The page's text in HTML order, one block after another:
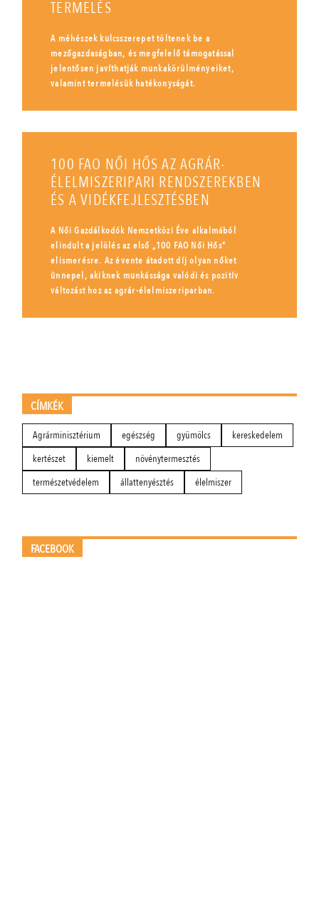
TERMELÉS
A méhészek kulcsszerepet töltenek be a
mezőgazdaságban, és megfelelő támogatással
jelentősen javíthatják munkakörülményeiket,
valamint termelésük hatékonyságát.
100 FAO NŐI HŐS AZ AGRÁR-
ÉLELMISZERIPARI RENDSZEREKBEN
ÉS A VIDÉKFEJLESZTÉSBEN
A Női Gazdálkodók Nemzetközi Éve alkalmából
elindult a jelölés az első „100 FAO Női Hős”
elismerésre. Az évente átadott díj olyan nőket
ünnepel, akiknek munkássága valódi és pozitív
változást hoz az agrár-élelmiszeriparban.
CÍMKÉK
Agrárminisztérium egészség gyümölcs
kereskedelem
kertészet
kiemelt
növénytermesztés
természetvédelem
állattenyésztés élelmiszer
FACEBOOK